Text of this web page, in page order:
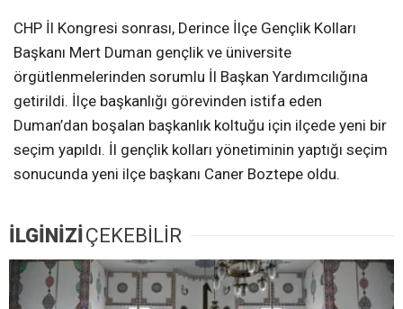
CHP İl Kongresi sonrası, Derince İlçe Gençlik Kolları
Başkanı Mert Duman gençlik ve üniversite
örgütlenmelerinden sorumlu İl Başkan Yardımcılığına
getirildi. İlçe başkanlığı görevinden istifa eden
Duman’dan boşalan başkanlık koltuğu için ilçede yeni bir
seçim yapıldı. İl gençlik kolları yönetiminin yaptığı seçim
sonucunda yeni ilçe başkanı Caner Boztepe oldu.
İLGİNİZİÇEKEBİLİR